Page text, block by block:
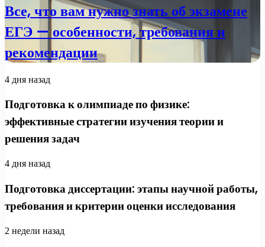
Все, что вам нужно знать об экзамене
ЕГЭ — особенности, требования и
рекомендации
4 дня назад
Подготовка к олимпиаде по физике:
эффективные стратегии изучения теории и
решения задач
4 дня назад
Подготовка диссертации: этапы научной работы,
требования и критерии оценки исследования
2 недели назад